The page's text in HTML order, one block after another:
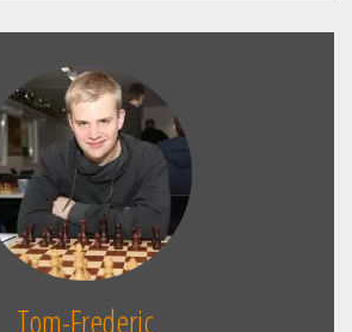
Tom-Frederic